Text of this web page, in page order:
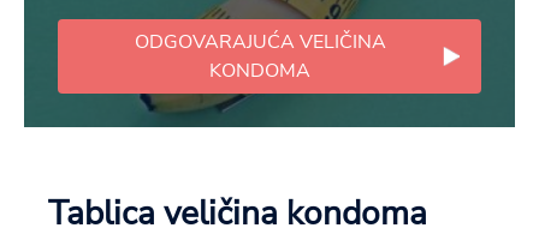
ODGOVARAJUĆA VELIČINA
KONDOMA
Tablica veličina kondoma